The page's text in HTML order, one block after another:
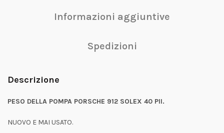
Informazioni aggiuntive
Spedizioni
Descrizione
PESO DELLA POMPA PORSCHE 912 SOLEX 40 PII.
NUOVO E MAI USATO.